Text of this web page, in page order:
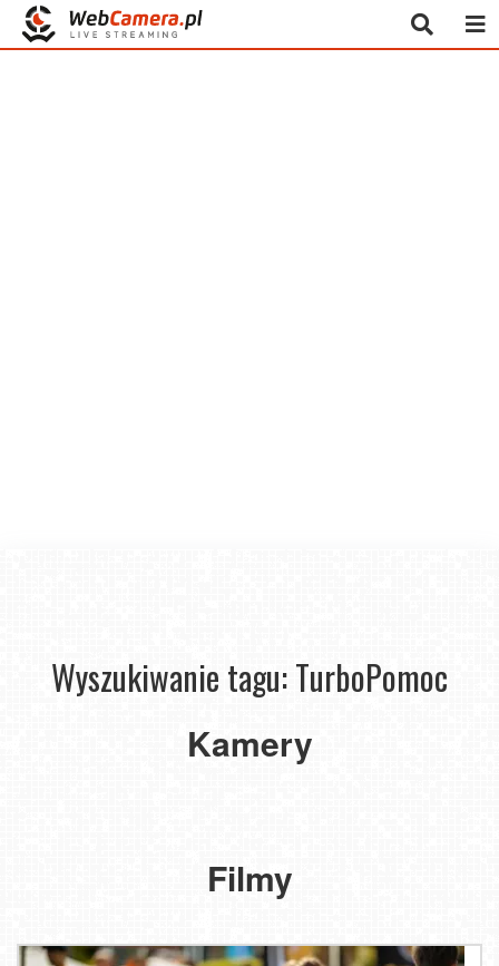
Wyszukiwanie tagu: TurboPomoc
Kamery
Filmy